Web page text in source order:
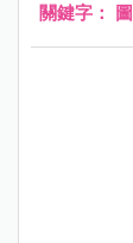
關鍵字：